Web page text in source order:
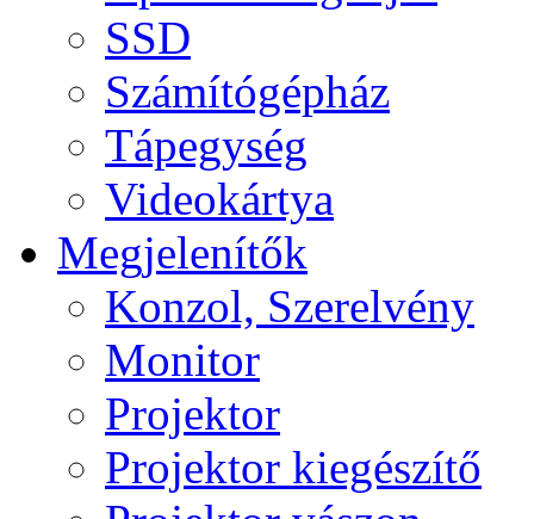
SSD
Számítógépház
Tápegység
Videokártya
Megjelenítők
Konzol, Szerelvény
Monitor
Projektor
Projektor kiegészítő